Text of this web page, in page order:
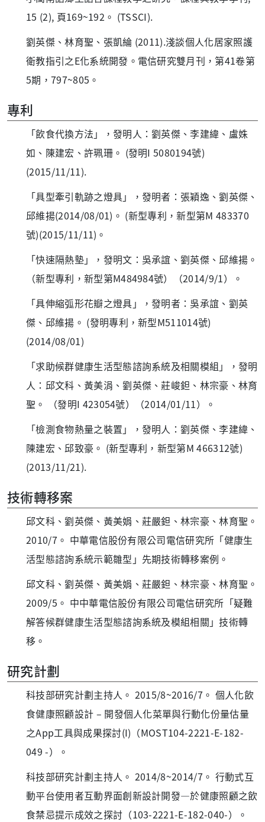
15 (2), 頁169~192。 (TSSCI).
劉英傑、林育聖、張凱綸 (2011).淺談個人化居家照護
衛教指引之E化系統開發。電信研究雙月刊，第41卷第
5期，797~805。
專利
「飲食代換方法」，發明人：劉英傑、李建緯、盧姝
如、陳建宏、許珮珊。 (發明I 5080194號)
(2015/11/11).
「具型牽引軌跡之燈具」，發明者：張穎逸、劉英傑、
邱維揚(2014/08/01)。 (新型專利，新型第M 483370
號)(2015/11/11)。
「快速隔熱墊」，發明文：吳承誼、劉英傑、邱維揚。
（新型專利，新型第M484984號）（2014/9/1）。
「具伸縮弧形花瓣之燈具」，發明者：吳承誼、劉英
傑、邱維揚。 (發明專利，新型M511014號)
(2014/08/01)
「求助候群健康生活型態諮詢系統及相關模組」，發明
人：邱文科、黃美涓、劉英傑、莊峻鉭、林宗豪、林育
聖。 （發明I 423054號）（2014/01/11）。
「檢測食物熱量之裝置」，發明人：劉英傑、李建緯、
陳建宏、邱致豪。 (新型專利，新型第M 466312號)
(2013/11/21).
技術轉移案
邱文科、劉英傑、黃美娟、莊嚴鉭、林宗豪、林育聖。
2010/7。 中華電信股份有限公司電信研究所「健康生
活型態諮詢系統示範雛型」先期技術轉移案例。
邱文科、劉英傑、黃美娟、莊嚴鉭、林宗豪、林育聖。
2009/5。 中中華電信股份有限公司電信研究所「疑難
解答候群健康生活型態諮詢系統及模組相關」技術轉
移。
研究計劃
科技部研究計劃主持人。 2015/8~2016/7。 個人化飲
食健康照顧設計 – 開發個人化菜單與行動化份量估量
之App工具與成果探討(I)（MOST104-2221-E-182-
049 -）。
科技部研究計劃主持人。 2014/8~2014/7。 行動式互
動平台使用者互動界面創新設計開發—於健康照顧之飲
食禁忌提示成效之探討（103-2221-E-182-040-）。